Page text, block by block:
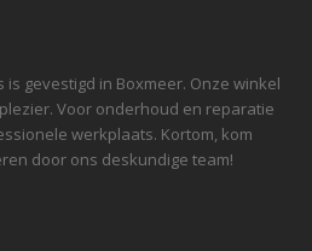
gevestigd in Boxmeer. Onze winkel
Voor onderhoud en reparatie
werkplaats. Kortom, kom
door ons deskundige team!